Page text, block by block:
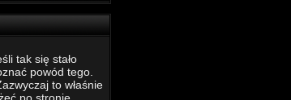
tak się stało
powód tego.
to właśnie